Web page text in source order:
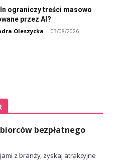
ograniczy treści masowo
przez AI?
Oleszycka - 03/08/2026
bezpłatnego
z branży, zyskaj atrakcyjne